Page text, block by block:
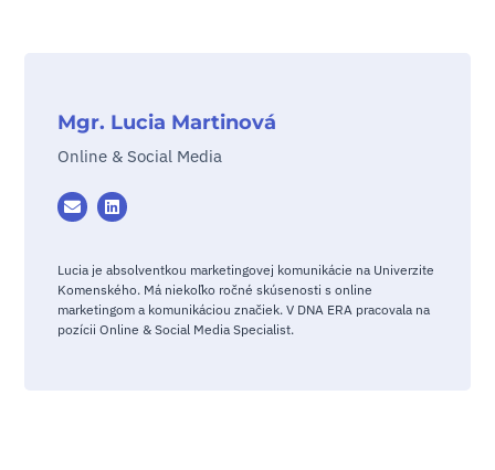
Mgr. Lucia Martinová
Online & Social Media
Lucia je absolventkou marketingovej komunikácie na Univerzite
Komenského. Má niekoľko ročné skúsenosti s online
marketingom a komunikáciou značiek. V DNA ERA pracovala na
pozícii Online & Social Media Specialist.